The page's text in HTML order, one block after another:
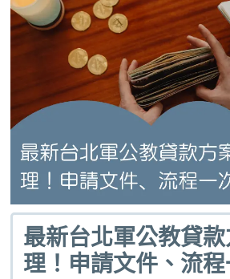
最新台北軍公教貸
理！申請文件、流